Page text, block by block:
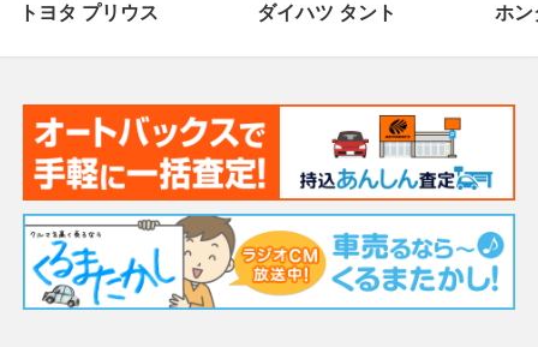
トヨタ プリウス ダイハツ タント ホン